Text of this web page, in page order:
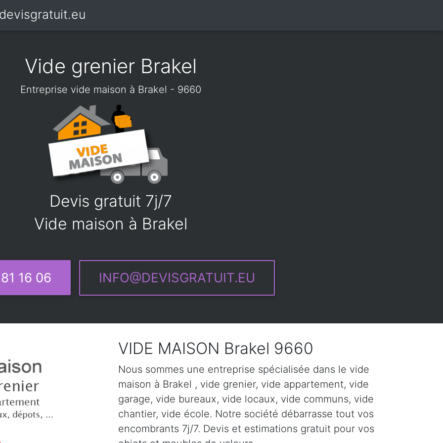
Vide grenier Brakel
Entreprise vide maison à Brakel - 9660
Devis gratuit 7j/7
Vide maison à Brakel
16 06 INFO@DEVISGRATUIT.EU
VIDE MAISON Brakel 9660
Nous sommes une entreprise spécialisée dans le vide
maison à Brakel , vide grenier, vide appartement, vide
garage, vide bureaux, vide locaux, vide communs, vide
chantier, vide école. Notre société débarrasse tout vos
encombrants 7j/7. Devis et estimations gratuit pour vos